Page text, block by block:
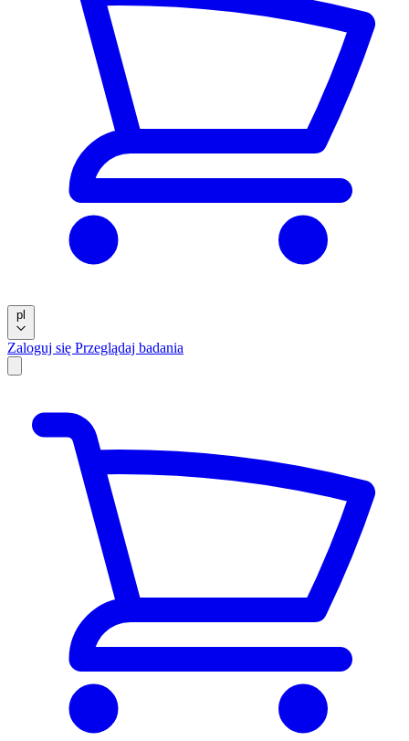
pl
Zaloguj się Przeglądaj badania